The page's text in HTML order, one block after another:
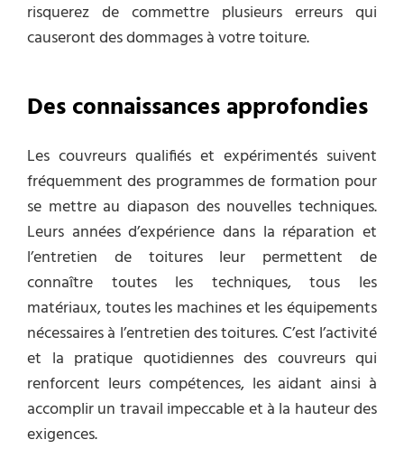
risquerez de commettre plusieurs erreurs qui
causeront des dommages à votre toiture.
Des connaissances approfondies
Les couvreurs qualifiés et expérimentés suivent
fréquemment des programmes de formation pour
se mettre au diapason des nouvelles techniques.
Leurs années d’expérience dans la réparation et
l’entretien de toitures leur permettent de
connaître toutes les techniques, tous les
matériaux, toutes les machines et les équipements
nécessaires à l’entretien des toitures. C’est l’activité
et la pratique quotidiennes des couvreurs qui
renforcent leurs compétences, les aidant ainsi à
accomplir un travail impeccable et à la hauteur des
exigences.